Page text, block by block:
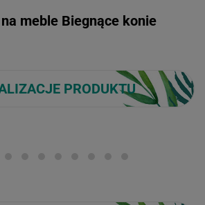
meble Biegnące konie
PRODUKTU